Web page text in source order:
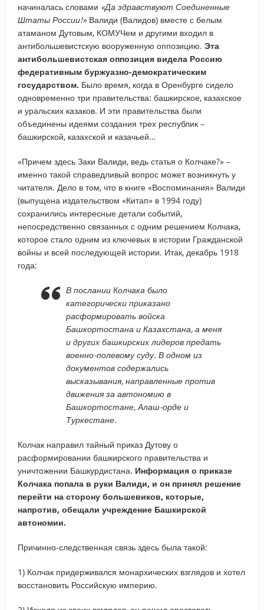
начиналась словами «Да здравствуют Соединенные
Штаты России!» Валиди (Валидов) вместе с белым
атаманом Дутовым, КОМУЧем и другими входил в
антибольшевистскую вооруженную оппозицию. Эта
антибольшевистская оппозиция видела Россию
федеративным буржуазно-демократическим
государством. Было время, когда в Оренбурге сидело
одновременно три правительства: башкирское, казахское
и уральских казаков. И эти правительства были
объединены идеями создания трех республик –
башкирской, казахской и казачьей…
«Причем здесь Заки Валиди, ведь статья о Колчаке?» –
именно такой справедливый вопрос может возникнуть у
читателя. Дело в том, что в книге «Воспоминания» Валиди
(выпущена издательством «Китап» в 1994 году)
сохранились интересные детали событий,
непосредственно связанных с одним решением Колчака,
которое стало одним из ключевых в истории Гражданской
войны и всей последующей истории. Итак, декабрь 1918
года:
В послании Колчака было
категорически приказано
расформировать войска
Башкортостана и Казахстана, а меня
и других башкирских лидеров предать
военно-полевому суду. В одном из
документов содержались
высказывания, направленные против
движения за автономию в
Башкортостане, Алаш-орде и
Туркестане.
Колчак направил тайный приказ Дутову о
расформировании башкирского правительства и
уничтожении Башкурдистана. Информация о приказе
Колчака попала в руки Валиди, и он принял решение
перейти на сторону большевиков, которые,
напротив, обещали учреждение Башкирской
автономии.
Причинно-следственная связь здесь была такой:
1) Колчак придерживался монархических взглядов и хотел
восстановить Российскую империю.